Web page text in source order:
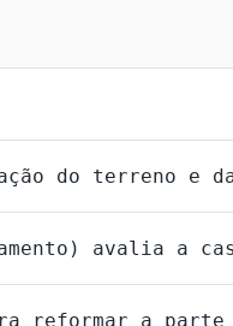
do terreno e
avalia a
reformar a